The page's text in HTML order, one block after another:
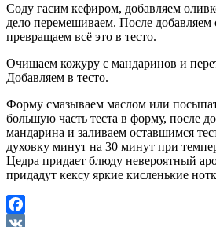
Соду гасим кефиром, добавляем
дело перемешиваем. После добавляем
превращаем всё это в тесто.
Очищаем кожуру с мандаринов и
Добавляем в тесто.
Форму смазываем маслом или
большую часть теста в форму, после
мандарина и заливаем оставшимся
духовку минут на 30 минут при
Цедра придает блюду невероятный
придадут кексу яркие кисленькие
Facebook